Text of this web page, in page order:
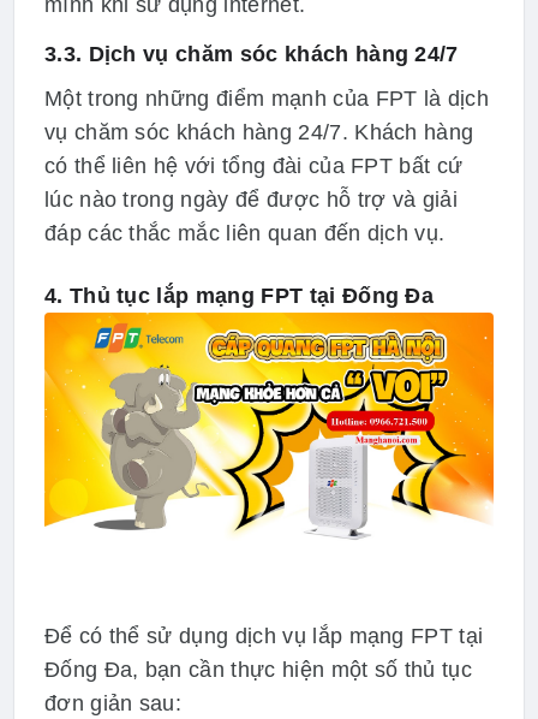
3.3. Dịch vụ chăm sóc khách hàng 24/7
Một trong những điểm mạnh của FPT là dịch
vụ chăm sóc khách hàng 24/7. Khách hàng
có thể liên hệ với tổng đài của FPT bất cứ
lúc nào trong ngày để được hỗ trợ và giải
đáp các thắc mắc liên quan đến dịch vụ.
4. Thủ tục lắp mạng FPT tại Đống Đa
Để có thể sử dụng dịch vụ lắp mạng FPT tại
Đống Đa, bạn cần thực hiện một số thủ tục
đơn giản sau: